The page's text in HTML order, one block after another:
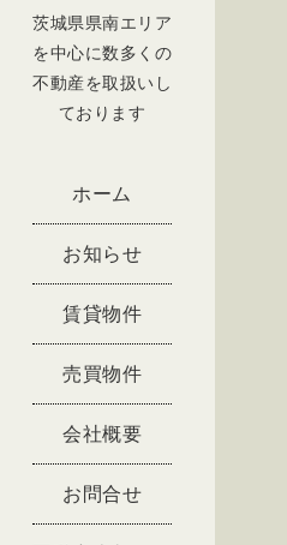
茨城県県南エリア
を中心に数多くの
不動産を取扱いし
ております
ホーム
お知らせ
賃貸物件
売買物件
会社概要
お問合せ